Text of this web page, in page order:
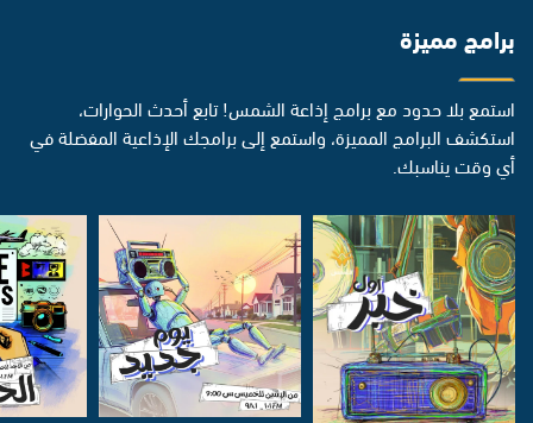
برامج مميزة
استمع بلا حدود مع برامج إذاعة الشمس! تابع أحدث الحوارات،
استكشف البرامج المميزة، واستمع إلى برامجك الإذاعية المفضلة في
أي وقت يناسبك.